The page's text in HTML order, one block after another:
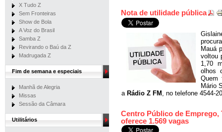
X Tudo Z
Sem Fronteiras
Show de Bola
A Voz do Brasil
Samba Z
Revirando o Baú da Z
Madrugada Z
Fim de semana e especiais
Manhã de Alegria
Missas
Sessão da Câmara
Utilitários
Nota de utilidade pública
Mauá
voltou
1,70
olhos
Quem
Mário
a Rádio Z FM , no telefone 4544-
Centro Público de Emprego,
oferece 1.569 vagas